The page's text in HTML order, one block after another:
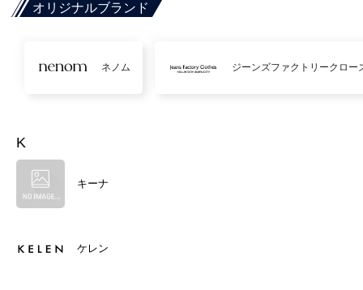
オリジナルブランド
ネノム ジーンズファクトリークロー
K
キーナ
ケレン